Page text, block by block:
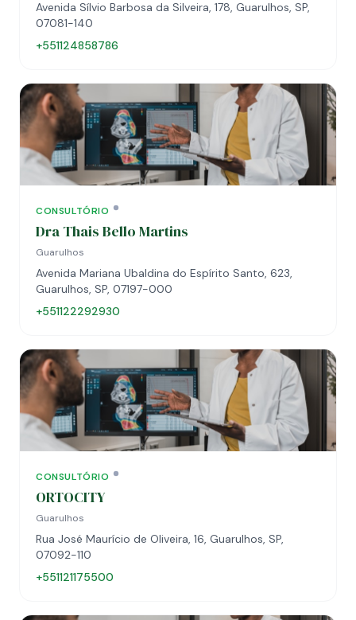
Avenida Sílvio Barbosa da Silveira, 178, Guarulhos, SP,
07081-140
+551124858786
CONSULTÓRIO
Dra Thais Bello Martins
Guarulhos
Avenida Mariana Ubaldina do Espírito Santo, 623,
Guarulhos, SP, 07197-000
+551122292930
CONSULTÓRIO
ORTOCITY
Guarulhos
Rua José Maurício de Oliveira, 16, Guarulhos, SP,
07092-110
+551121175500